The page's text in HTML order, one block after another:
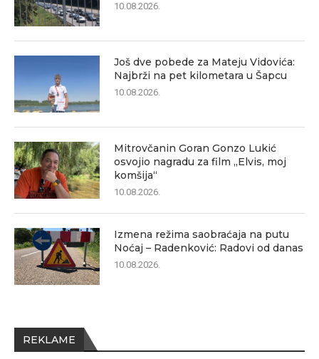
10.08.2026.
Još dve pobede za Mateju Vidovića:
Najbrži na pet kilometara u Šapcu
10.08.2026.
Mitrovčanin Goran Gonzo Lukić
osvojio nagradu za film „Elvis, moj
komšija“
10.08.2026.
Izmena režima saobraćaja na putu
Noćaj – Radenković: Radovi od danas
10.08.2026.
REKLAME